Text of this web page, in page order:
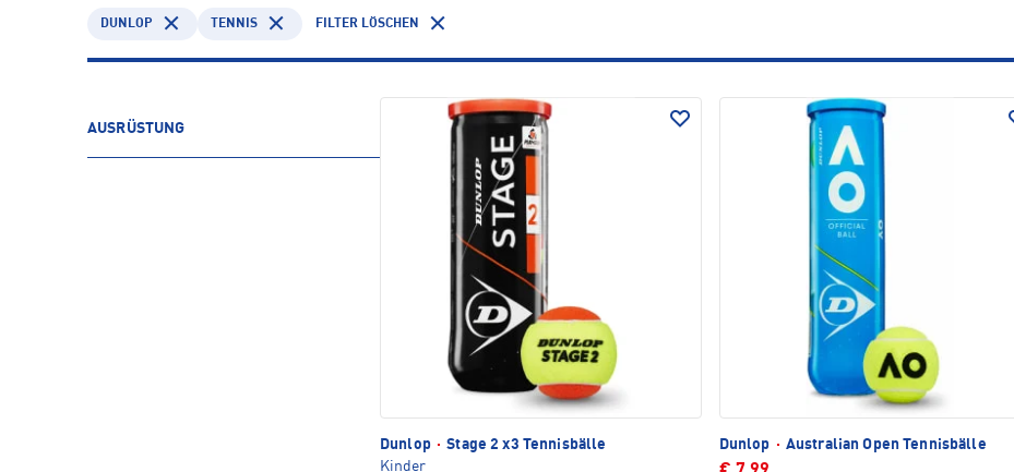
DUNLOP TENNIS FILTER LÖSCHEN
AUSRÜSTUNG
Dunlop · Stage 2 x3 Tennisbälle
Kinder
Dunlop · Australian Open Tennisbälle